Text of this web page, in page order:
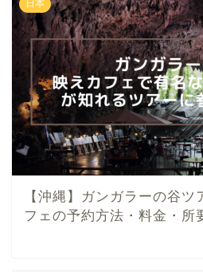
日本
【沖縄】ガンガラーの谷
フェの予約方法・料金・所